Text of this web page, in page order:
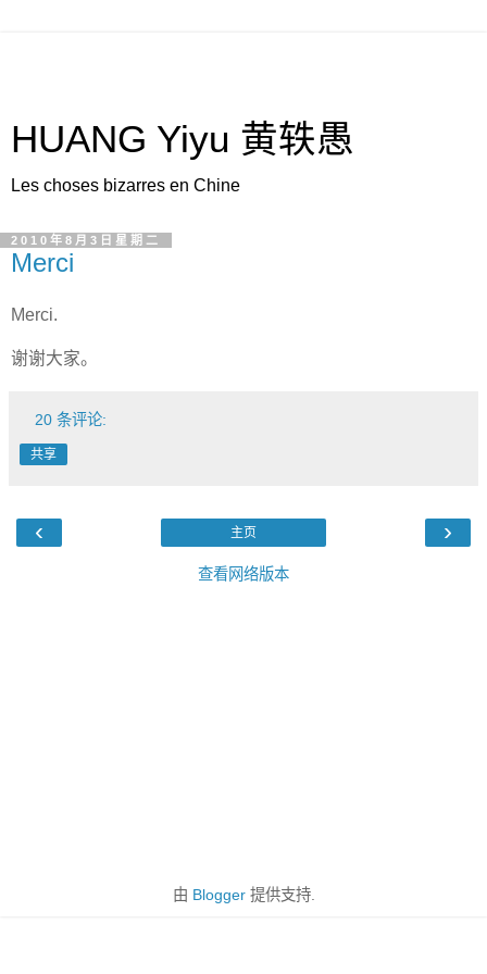
HUANG Yiyu 黄轶愚
Les choses bizarres en Chine
2010年8月3日星期二
Merci
Merci.
谢谢大家。
20 条评论:
共享
‹ ›
主页
查看网络版本
由 Blogger提供支持.